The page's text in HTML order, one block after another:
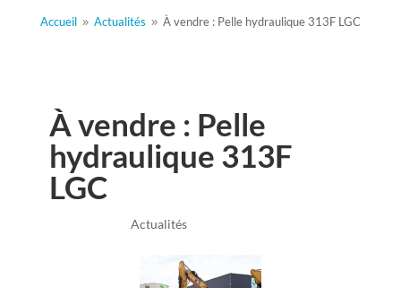
Accueil 9 Actualités 9 À vendre : Pelle hydraulique 313F LGC
À vendre : Pelle
hydraulique 313F
LGC
Actualités